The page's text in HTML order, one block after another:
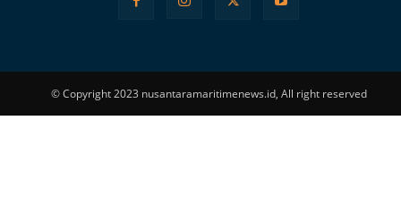
© Copyright 2023 nusantaramaritimenews.id, All right reserved